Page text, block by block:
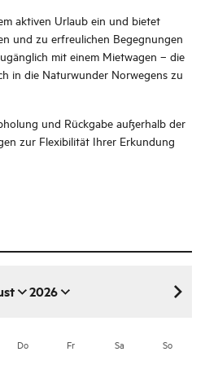
aktiven Urlaub ein und bietet
und zu erfreulichen Begegnungen
mit einem Mietwagen – die
in die Naturwunder Norwegens zu
und Rückgabe außerhalb der
zur Flexibilität Ihrer Erkundung
2026
August 2026
Do Fr Sa So